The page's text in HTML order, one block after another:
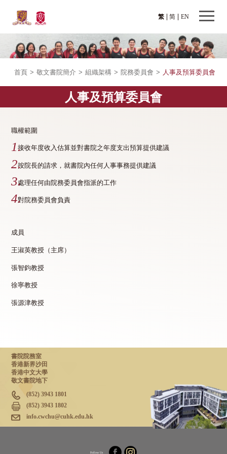
繁 EN
简
首頁 > 敬文書院簡介 > 組織架構 > 院務委員會 > 人事及預算委員會
人事及預算委員會
職權範圍
接收年度收入估算並對書院之年度支出預算提供建議
按院長的請求，就書院內任何人事事務提供建議
處理任何由院務委員會指派的工作
對院務委員會負責
成員
王淑英教授（主席）
張智鈞教授
徐寧教授
張源津教授
書院院務室
香港新界沙田
香港中文大學
敬文書院地下
(852) 3943 1801
(852) 3943 1802
info.cwchu@cuhk.edu.hk
Follow Us